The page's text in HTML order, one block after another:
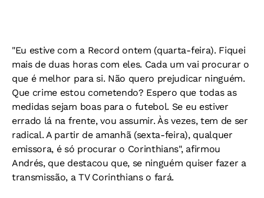
"Eu estive com a Record ontem (quarta-feira). Fiquei
mais de duas horas com eles. Cada um vai procurar o
que é melhor para si. Não quero prejudicar ninguém.
Que crime estou cometendo? Espero que todas as
medidas sejam boas para o futebol. Se eu estiver
errado lá na frente, vou assumir. Às vezes, tem de ser
radical. A partir de amanhã (sexta-feira), qualquer
emissora, é só procurar o Corinthians", afirmou
Andrés, que destacou que, se ninguém quiser fazer a
transmissão, a TV Corinthians o fará.